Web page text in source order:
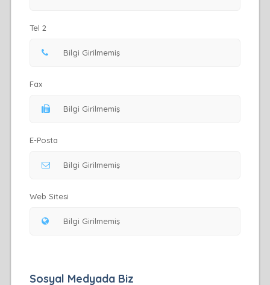
Tel 2
Fax
E-Posta
Web Sitesi
Sosyal Medyada Biz